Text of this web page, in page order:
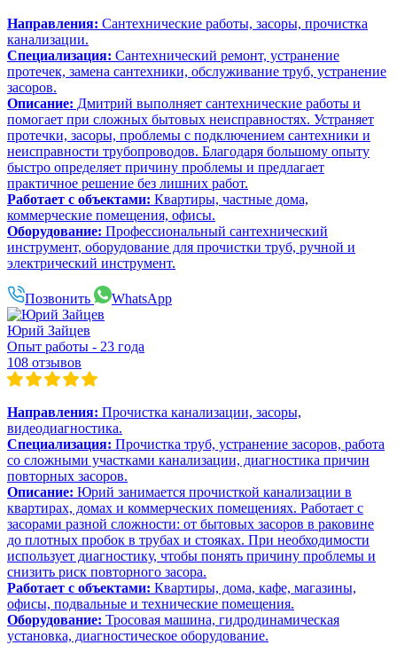
Направления: Сантехнические работы, засоры, прочистка
канализации.
Специализация: Сантехнический ремонт, устранение
протечек, замена сантехники, обслуживание труб, устранение
засоров.
Описание: Дмитрий выполняет сантехнические работы и
помогает при сложных бытовых неисправностях. Устраняет
протечки, засоры, проблемы с подключением сантехники и
неисправности трубопроводов. Благодаря большому опыту
быстро определяет причину проблемы и предлагает
практичное решение без лишних работ.
Работает с объектами: Квартиры, частные дома,
коммерческие помещения, офисы.
Оборудование: Профессиональный сантехнический
инструмент, оборудование для прочистки труб, ручной и
электрический инструмент.
Позвонить WhatsApp
Юрий Зайцев
Опыт работы - 23 года
108 отзывов
Направления: Прочистка канализации, засоры,
видеодиагностика.
Специализация: Прочистка труб, устранение засоров, работа
со сложными участками канализации, диагностика причин
повторных засоров.
Описание: Юрий занимается прочисткой канализации в
квартирах, домах и коммерческих помещениях. Работает с
засорами разной сложности: от бытовых засоров в раковине
до плотных пробок в трубах и стояках. При необходимости
использует диагностику, чтобы понять причину проблемы и
снизить риск повторного засора.
Работает с объектами: Квартиры, дома, кафе, магазины,
офисы, подвальные и технические помещения.
Оборудование: Тросовая машина, гидродинамическая
установка, диагностическое оборудование.